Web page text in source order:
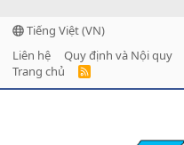
Tiếng Việt (VN)
Liên hệ
Quy định và Nội quy
Trang chủ
R